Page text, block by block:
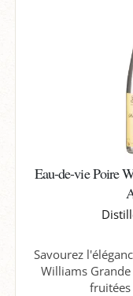
Eau-de-vie Poire
Savourez
Williams
fruitées